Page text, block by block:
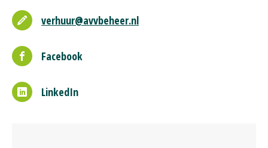
verhuur@avvbeheer.nl
Facebook
LinkedIn